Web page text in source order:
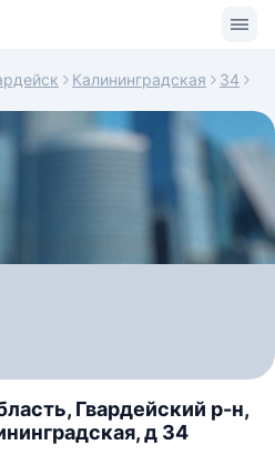
Калининградская 34
Гвардейский р-н,
д 34